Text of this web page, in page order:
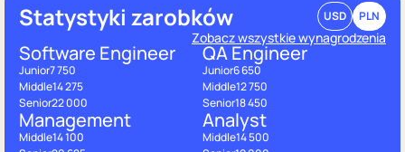
Statystyki zarobków USD PLN
Zobacz wszystkie wynagrodzenia
Software Engineer
Junior7 750
Middle14 275
Senior22 000
QA Engineer
Junior6 650
Middle12 750
Senior18 450
Management
Middle14 100
Analyst
Middle14 500